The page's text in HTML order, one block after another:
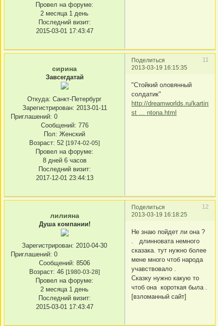
Провел на форуме:
2 месяца 1 день
Последний визит:
2015-03-01 17:43:47
Поделиться
11
2013-03-19 16:15:35
сирина
Завсегдатай
Откуда: Санкт-Петербург
Зарегистрирован: 2013-01-11
Приглашений: 0
Сообщений: 776
Пол: Женский
Возраст: 52 [1974-02-05]
Провел на форуме:
8 дней 6 часов
Последний визит:
2017-12-01 23:44:13
"Стойкий оловянный
солдатик"
http://dreamworlds.ru/kartinki/
st … ntona.html
Поделиться
12
2013-03-19 16:18:25
лилияна
Душа компании!
Зарегистрирован: 2010-04-30
Приглашений: 0
Сообщений: 8506
Возраст: 46 [1980-03-28]
Провел на форуме:
2 месяца 1 день
Последний визит:
2015-03-01 17:43:47
Не знаю пойдет ли она ?
. длинновата немного
сказака. тут нужно более
мене много чтоб народа
учавствовало .
Сказку нужно какую то
чтоб она короткая была .
[взломанный сайт]